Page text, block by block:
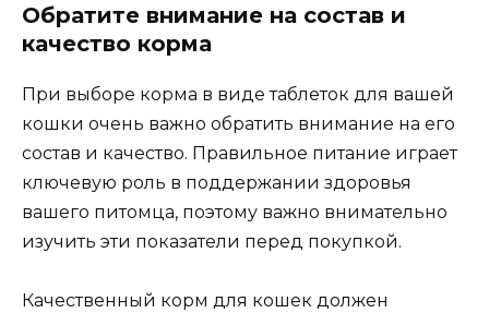
Обратите внимание на состав и
качество корма
При выборе корма в виде таблеток для вашей
кошки очень важно обратить внимание на его
состав и качество. Правильное питание играет
ключевую роль в поддержании здоровья
вашего питомца, поэтому важно внимательно
изучить эти показатели перед покупкой.
Качественный корм для кошек должен